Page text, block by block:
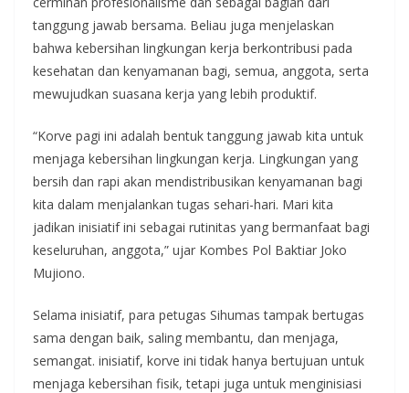
tanggung jawab bersama. Beliau juga menjelaskan
bahwa kebersihan lingkungan kerja berkontribusi pada
kesehatan dan kenyamanan bagi, semua, anggota, serta
mewujudkan suasana kerja yang lebih produktif.
“Korve pagi ini adalah bentuk tanggung jawab kita untuk
menjaga kebersihan lingkungan kerja. Lingkungan yang
bersih dan rapi akan mendistribusikan kenyamanan bagi
kita dalam menjalankan tugas sehari-hari. Mari kita
jadikan inisiatif ini sebagai rutinitas yang bermanfaat bagi
keseluruhan, anggota,” ujar Kombes Pol Baktiar Joko
Mujiono.
Selama inisiatif, para petugas Sihumas tampak bertugas
sama dengan baik, saling membantu, dan menjaga,
semangat. inisiatif, korve ini tidak hanya bertujuan untuk
menjaga kebersihan fisik, tetapi juga untuk menginisiasi